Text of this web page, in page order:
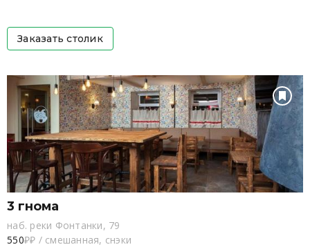
Заказать столик
3 гнома
наб. реки Фонтанки, 79
550₽₽ / смешанная, снэки